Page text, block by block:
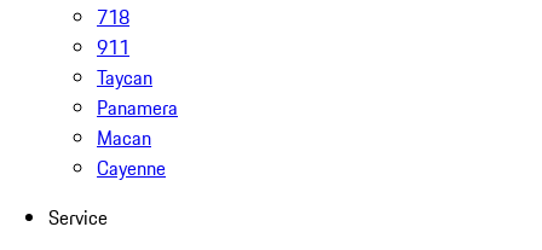
718
911
Taycan
Panamera
Macan
Cayenne
Service